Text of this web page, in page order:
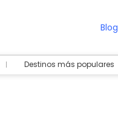
Blog
Destinos más populares